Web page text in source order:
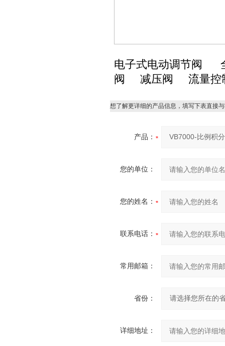
电子式电动调节阀
阀 减压阀 流量控
想了解更详细的产品信息，填写下表直接
产品：
您的单位：
您的姓名：
联系电话：
常用邮箱：
省份：
详细地址：